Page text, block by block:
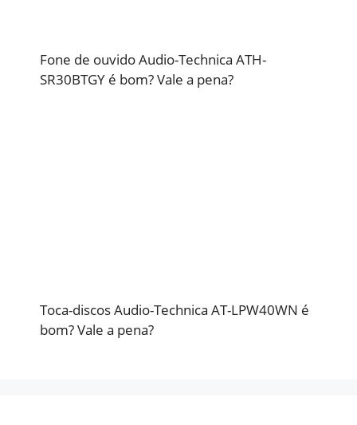
Fone de ouvido Audio-Technica ATH-
SR30BTGY é bom? Vale a pena?
Toca-discos Audio-Technica AT-LPW40WN é
bom? Vale a pena?